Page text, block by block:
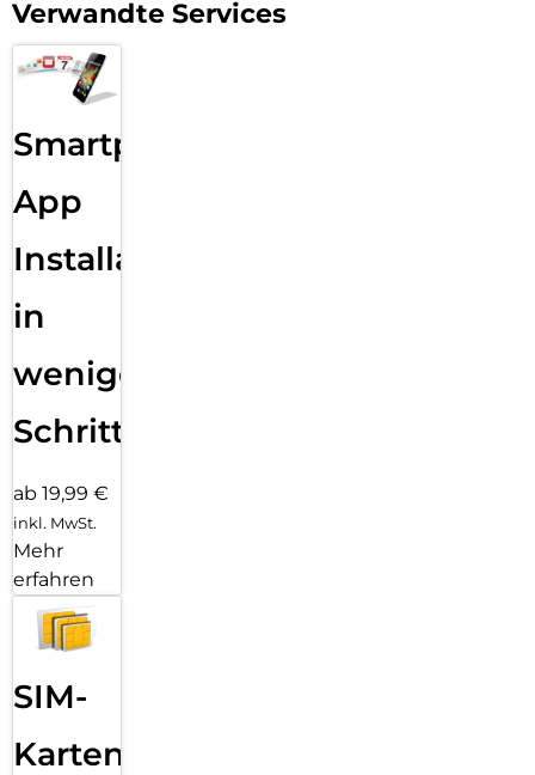
Verwandte Services
Smartphone
App
Installation
in
wenigen
Schritten
ab 19,99 €
inkl. MwSt.
Mehr
erfahren
SIM-
Karten